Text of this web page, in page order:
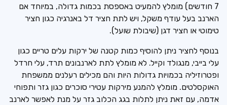
7 חודשים) מומלץ להמעיט באספסת בכמות גדולה, במיוחד אם
הארנב בעל עודף משקל, ויש לתת חציר דל באנרגיה כגון חציר
טימוטי או חציר דגן (שיבולת שועל).
בנוסף לחציר ניתן להוסיף כמות קטנה של ירקות עלים טריים כגון
עלי בייבי, מנגולד וקייל. לא מומלץ לתת לארנבונים תרד, עלי חרדל
ופטרוזיליה בכמויות גדולות היות והם מכילים רעלנים ממשפחת
האוקסלטים. מומלץ להמנע מירקות עטירי סוכרים כגון גזר ותפוחי
אדמה, עם זאת ניתן לתלות בגג הכלוב גזר על מנת לאפשר לארנב